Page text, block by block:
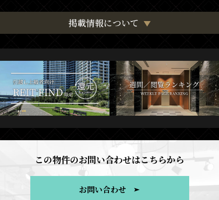
掲載情報について
この物件のお問い合わせはこちらから
お問い合わせ